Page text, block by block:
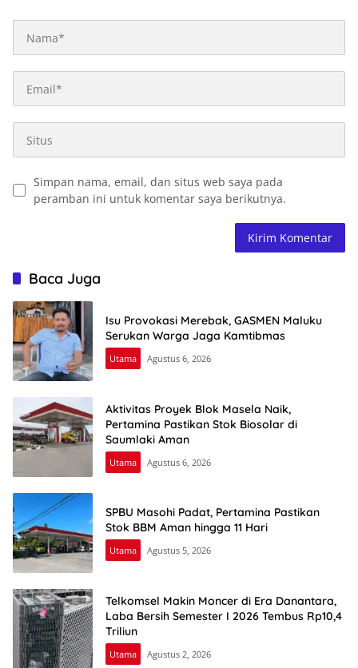
Simpan nama, email, dan situs web saya pada
peramban ini untuk komentar saya berikutnya.
Baca Juga
Isu Provokasi Merebak, GASMEN Maluku
Serukan Warga Jaga Kamtibmas
Utama Agustus 6, 2026
Aktivitas Proyek Blok Masela Naik,
Pertamina Pastikan Stok Biosolar di
Saumlaki Aman
Utama Agustus 6, 2026
SPBU Masohi Padat, Pertamina Pastikan
Stok BBM Aman hingga 11 Hari
Utama Agustus 5, 2026
Telkomsel Makin Moncer di Era Danantara,
Laba Bersih Semester I 2026 Tembus Rp10,4
Triliun
Utama Agustus 2, 2026